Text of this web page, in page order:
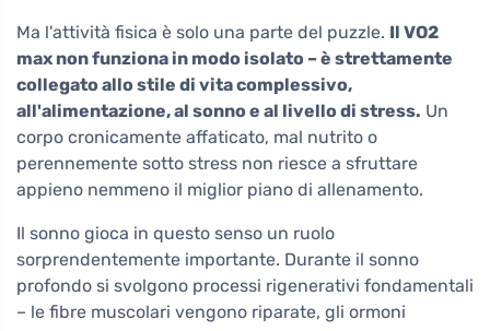
Ma l'attività fisica è solo una parte del puzzle. Il VO2
max non funziona in modo isolato – è strettamente
collegato allo stile di vita complessivo,
all'alimentazione, al sonno e al livello di stress. Un
corpo cronicamente affaticato, mal nutrito o
perennemente sotto stress non riesce a sfruttare
appieno nemmeno il miglior piano di allenamento.
Il sonno gioca in questo senso un ruolo
sorprendentemente importante. Durante il sonno
profondo si svolgono processi rigenerativi fondamentali
– le fibre muscolari vengono riparate, gli ormoni